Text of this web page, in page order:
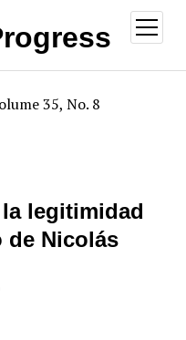
open
menu
35, No. 8
legitimidad
de Nicolás